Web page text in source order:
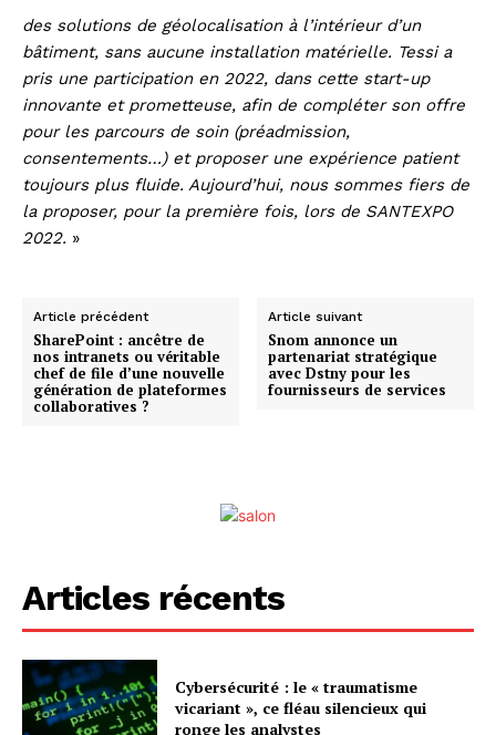
des solutions de géolocalisation à l’intérieur d’un
bâtiment, sans aucune installation matérielle. Tessi a
pris une participation en 2022, dans cette start-up
innovante et prometteuse, afin de compléter son offre
pour les parcours de soin (préadmission,
consentements…) et proposer une expérience patient
toujours plus fluide. Aujourd’hui, nous sommes fiers de
la proposer, pour la première fois, lors de SANTEXPO
2022. »
Article précédent
SharePoint : ancêtre de
nos intranets ou véritable
chef de file d’une nouvelle
génération de plateformes
collaboratives ?
Article suivant
Snom annonce un
partenariat stratégique
avec Dstny pour les
fournisseurs de services
Articles récents
Cybersécurité : le « traumatisme
vicariant », ce fléau silencieux qui
ronge les analystes